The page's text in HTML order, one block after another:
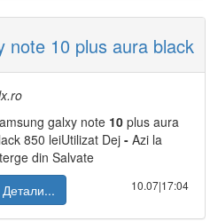
note 10 plus aura black
galxy note 10 plus aura
850 leiUtilizat Dej - Azi la
din Salvate
Детали...
10.07|17:04